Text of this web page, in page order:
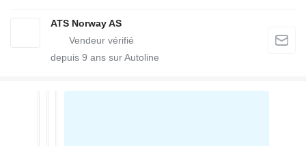
ATS Norway AS
depuis 9 ans sur Autoline